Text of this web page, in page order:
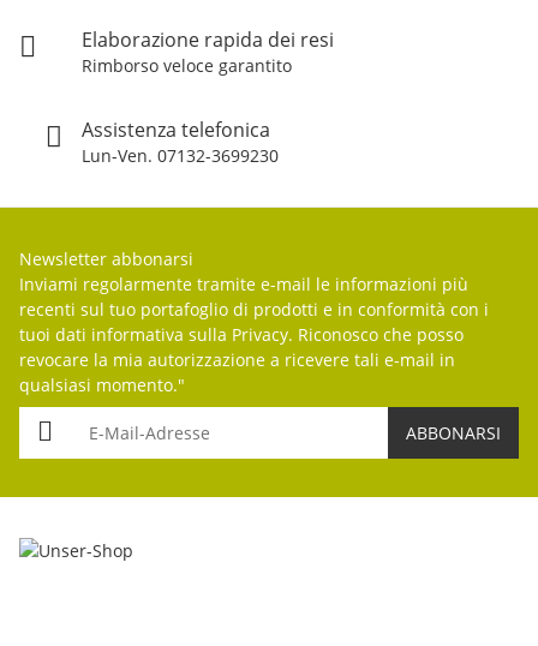
Elaborazione rapida dei resi
Rimborso veloce garantito
Assistenza telefonica
Lun-Ven. 07132-3699230
Newsletter abbonarsi
Inviami regolarmente tramite e-mail le informazioni più
recenti sul tuo portafoglio di prodotti e in conformità con i
tuoi dati informativa sulla Privacy. Riconosco che posso
revocare la mia autorizzazione a ricevere tali e-mail in
qualsiasi momento."
E-Mail-Adresse ABBONARSI